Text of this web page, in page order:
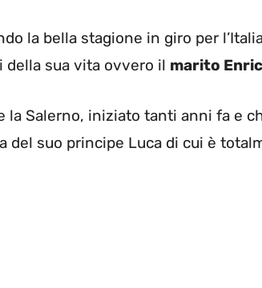
la bella stagione in giro per
sua vita ovvero il marito
la Salerno, iniziato tanti anni fa e
del suo principe Luca di cui è